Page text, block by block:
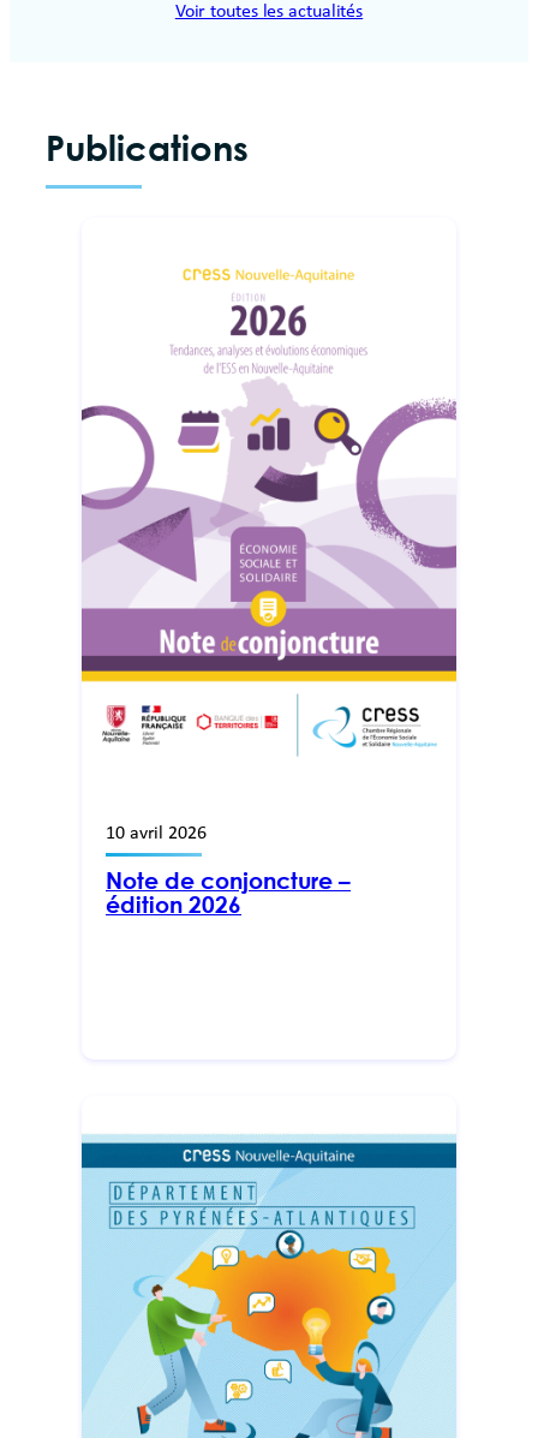
Voir toutes les actualités
Publications
10 avril 2026
Note de conjoncture –
édition 2026